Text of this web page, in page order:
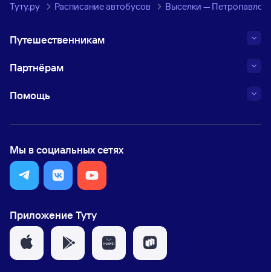
Туту.ру Расписание автобусов Выселки —
Путешественникам
Партнёрам
Помощь
Мы в социальных сетях
Приложение Туту